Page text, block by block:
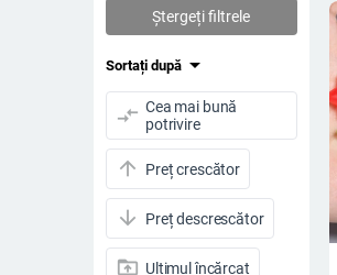
Ștergeți filtrele
Sortați după arrow_drop_down
compare_arrows Cea mai bună
potrivire
arrow_upward Preț crescător
arrow_downward Preț descrescător
drive_folder_upload Ultimul încărcat